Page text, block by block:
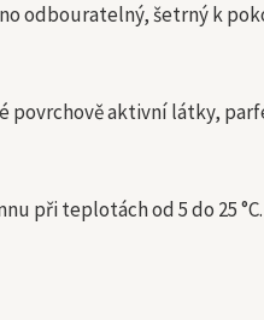
odbouratelný, šetrný k
povrchově aktivní látky,
při teplotách od 5 do 25 °C.